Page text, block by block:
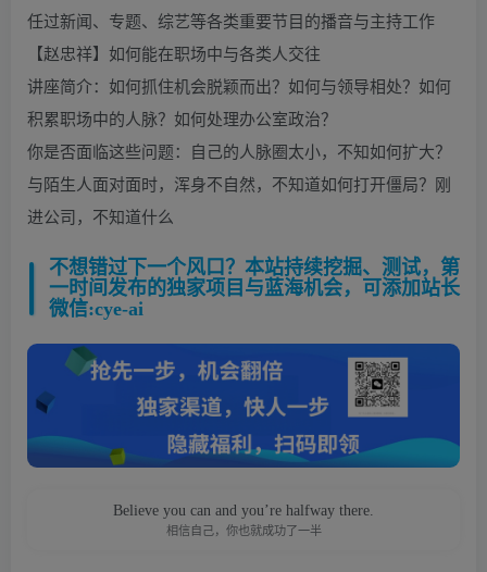
任过新闻、专题、综艺等各类重要节目的播音与主持工作
【赵忠祥】如何能在职场中与各类人交往
讲座简介：如何抓住机会脱颖而出？如何与领导相处？如何
积累职场中的人脉？如何处理办公室政治？
你是否面临这些问题：自己的人脉圈太小，不知如何扩大？
与陌生人面对面时，浑身不自然，不知道如何打开僵局？刚
进公司，不知道什么
不想错过下一个风口？本站持续挖掘、测试，第
一时间发布的独家项目与蓝海机会，可添加站长
微信:cye-ai
Believe you can and you’re halfway there.
相信自己，你也就成功了一半